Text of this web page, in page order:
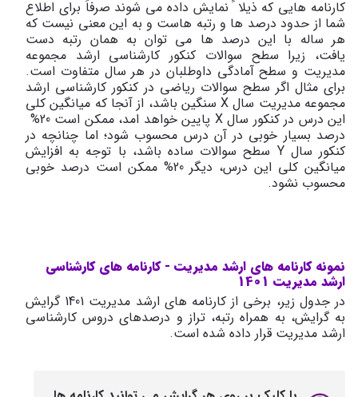
کارنامه هایی که ذیلا ً نمایش داده می شوند صرفاً برای اطلاع
شما از حدود درصد ها و رتبه هاست و به این معنی نیست که
هر ساله با این درصد ها می توان به همان رتبه دست
یافت، زیرا سطح سوالات کنکور کارشناسی ارشد مجموعه
مدیریت و سطح آمادگی داوطلبان در هر سال متفاوت است.
برای مثال اگر سطح سوالات ریاضی در کنکور کارشناسی ارشد
مجموعه مدیریت سال X سنگین باشد، از آنجا که میانگین کلی
این درس در کنکور سال X پایین خواهد امد، ممکن است 20%
درصد بسیار خوبی در آن درس محسوب شود؛ اما چنانچه در
کنکور سال Y سطح سوالات ساده باشد، با توجه به افزایش
میانگین کلی این درس، دیگر 20% ممکن است درصد خوبی
محسوب نشود.
نمونه کارنامه های ارشد مدیریت - کارنامه های کارشناسی
ارشد مدیریت 1401
در جدول زیر، برخی از کارنامه های ارشد مدیریت 1401 گرایش
به گرایش، به همراه رتبه، تراز و درصدهای دروس کارشناسی
ارشد مدیریت قرار داده شده است.